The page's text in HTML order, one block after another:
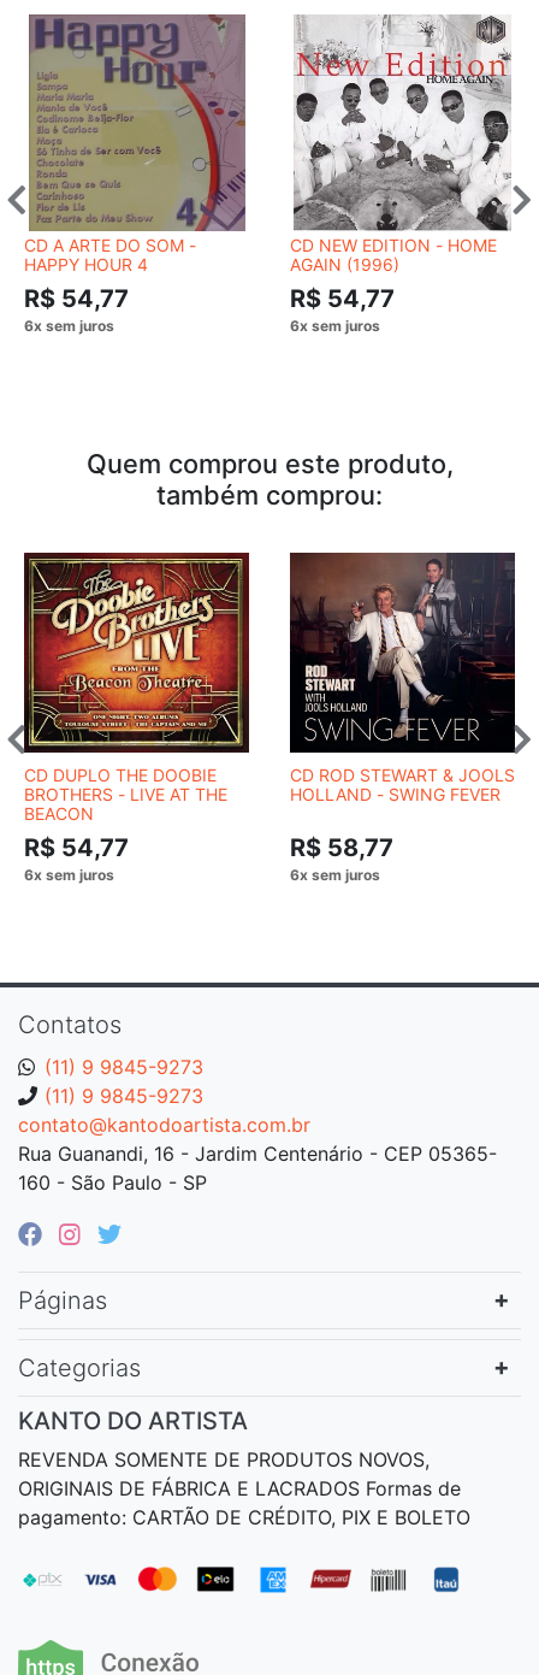
CD A ARTE DO SOM -
HAPPY HOUR 4
R$ 54,77
CD NEW EDITION - HOME
AGAIN (1996)
R$ 54,77
Quem comprou este produto,
também comprou:
CD DUPLO THE DOOBIE
BROTHERS - LIVE AT THE
BEACON
R$ 54,77
CD ROD STEWART & JOOLS
HOLLAND - SWING FEVER
R$ 58,77
Contatos
(11) 9 9845-9273
(11) 9 9845-9273
contato@kantodoartista.com.br
Rua Guanandi, 16 - Jardim Centenário - CEP 05365-
160 - São Paulo - SP
Páginas
Categorias
KANTO DO ARTISTA
REVENDA SOMENTE DE PRODUTOS NOVOS,
ORIGINAIS DE FÁBRICA E LACRADOS Formas de
pagamento: CARTÃO DE CRÉDITO, PIX E BOLETO